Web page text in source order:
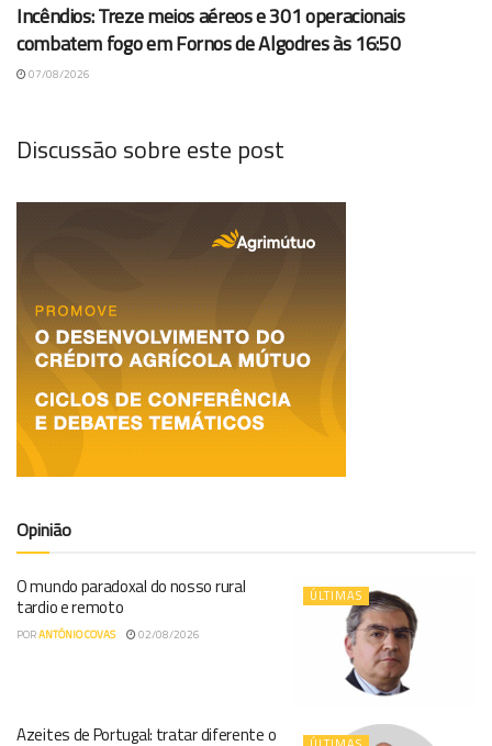
Incêndios: Treze meios aéreos e 301 operacionais
combatem fogo em Fornos de Algodres às 16:50
07/08/2026
Discussão sobre este post
Opinião
ÚLTIMAS
O mundo paradoxal do nosso rural
tardio e remoto
PORANTÓNIO COVAS 02/08/2026
Azeites de Portugal: tratar diferente o